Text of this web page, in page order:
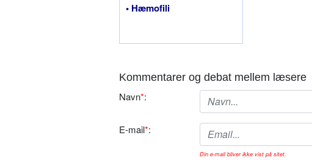
• Hæmofili
Kommentarer og debat mellem læsere
Navn*:
E-mail*:
Din e-mail bliver ikke vist på sitet.